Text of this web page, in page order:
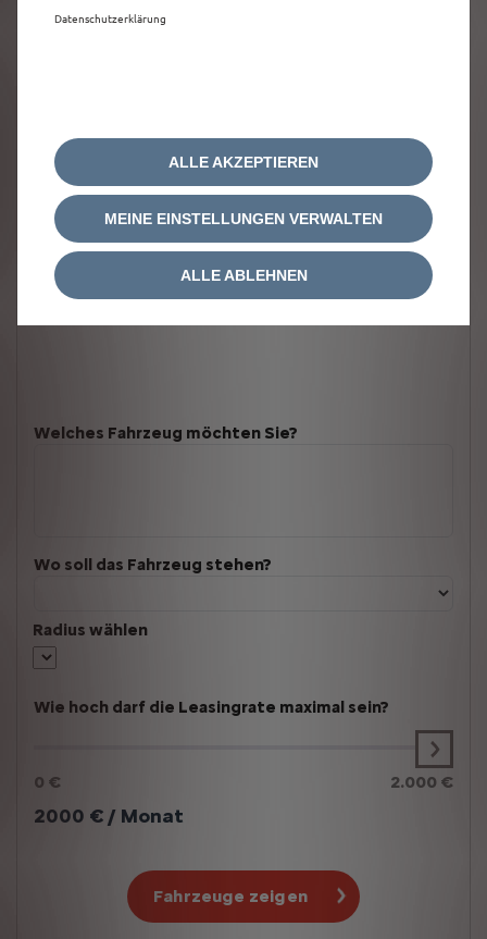
Welches Fahrzeug möchten Sie?
Wo soll das Fahrzeug stehen?
Radius wählen
Wie hoch darf die Leasingrate maximal sein?
0 € 2.000 €
2000 € / Monat
Fahrzeuge zeigen
Datenschutzerklärung
MEINE EINSTELLUNGEN VERWALTEN
ALLE AKZEPTIEREN
ALLE ABLEHNEN